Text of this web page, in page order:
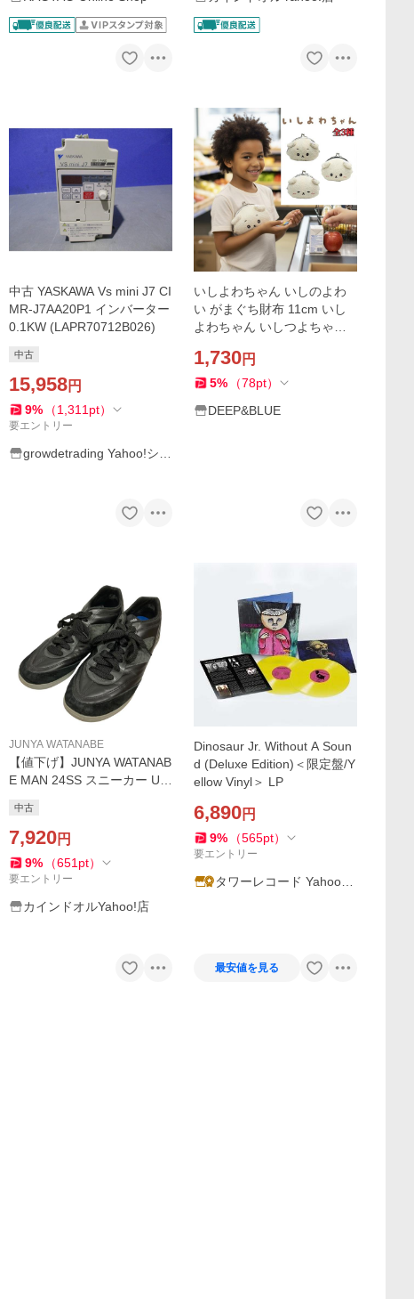
中古 YASKAWA Vs mini J7 CI
MR-J7AA20P1 インバーター
0.1KW (LAPR70712B026)
中古
15,958円
9% （1,311 pt）
要エントリー
growdetrading Yahoo!ショ
いしよわちゃん いしのよわ
い がまぐち財布 11cm いし
よわちゃん いしつよちゃん
にちじょう いしよわ キャラ
クター財布 プレゼント
1,730円
5% （78pt）
DEEP&BLUE
JUNYA WATANABE
【値下げ】JUNYA WATANAB
E MAN 24SS スニーカー UR
cm (EC)
中古
7,920円
9% （651 pt）
要エントリー
カインドオルYahoo!店
Dinosaur Jr. Without A Soun
d (Deluxe Edition)＜限定盤/Y
ellow Vinyl＞ LP
6,890円
9% （565pt）
要エントリー
タワーレコード Yahoo!
最安値を見る